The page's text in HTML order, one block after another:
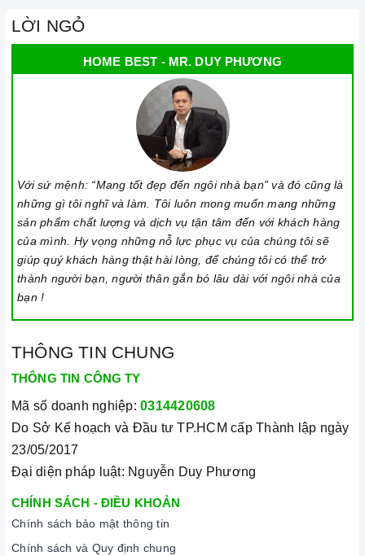
LỜI NGỎ
HOME BEST - MR. DUY PHƯƠNG
Với sứ mệnh: “Mang tốt đẹp đến ngôi nhà bạn” và đó cũng là
những gì tôi nghĩ và làm. Tôi luôn mong muốn mang những
sản phẩm chất lượng và dịch vụ tận tâm đến với khách hàng
của mình. Hy vọng những nỗ lực phục vụ của chúng tôi sẽ
giúp quý khách hàng thật hài lòng, để chúng tôi có thể trở
thành người bạn, người thân gắn bó lâu dài với ngôi nhà của
bạn !
THÔNG TIN CHUNG
THÔNG TIN CÔNG TY
Mã số doanh nghiệp: 0314420608
Do Sở Kế hoạch và Đầu tư TP.HCM cấp Thành lập ngày
23/05/2017
Đại diện pháp luật: Nguyễn Duy Phương
CHÍNH SÁCH - ĐIỀU KHOẢN
Chính sách bảo mật thông tin
Chính sách và Quy định chung